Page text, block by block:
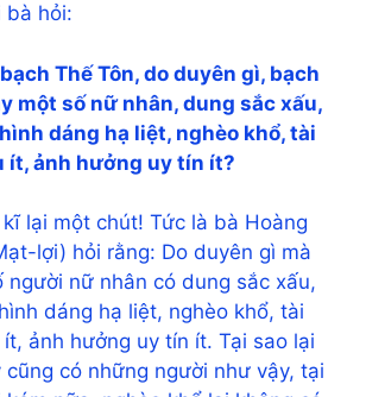
bà hỏi:
Thế Tôn, do duyên gì, bạch
một số nữ nhân, dung sắc xấu,
dáng hạ liệt, nghèo khổ, tài
ít, ảnh hưởng uy tín ít?
lại một chút! Tức là bà Hoàng
lợi) hỏi rằng: Do duyên gì mà
người nữ nhân có dung sắc xấu,
dáng hạ liệt, nghèo khổ, tài
ảnh hưởng uy tín ít. Tại sao lại
cũng có những người như vậy, tại